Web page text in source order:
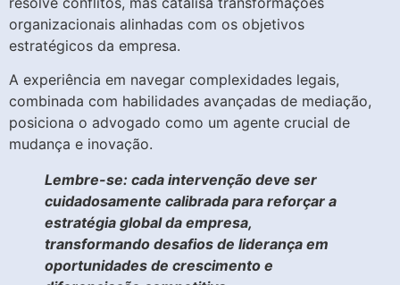
organizacionais alinhadas com os objetivos
estratégicos da empresa.
A experiência em navegar complexidades legais,
combinada com habilidades avançadas de mediação,
posiciona o advogado como um agente crucial de
mudança e inovação.
Lembre-se: cada intervenção deve ser
cuidadosamente calibrada para reforçar a
estratégia global da empresa,
transformando desafios de liderança em
oportunidades de crescimento e